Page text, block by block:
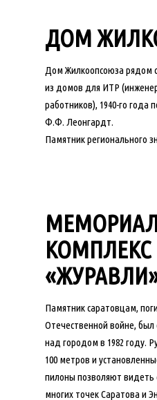
ДОМ
Дом Жилкоопсоюза рядом
из домов для ИТР
работников), 1940-го года
Ф.Ф. Леонгардт.
Памятник регионального
КОМПЛЕКС
Памятник саратовцам,
Отечественной войне, был
над городом в 1982 году.
100 метров и
пилоны позволяют видеть
многих точек Саратова и